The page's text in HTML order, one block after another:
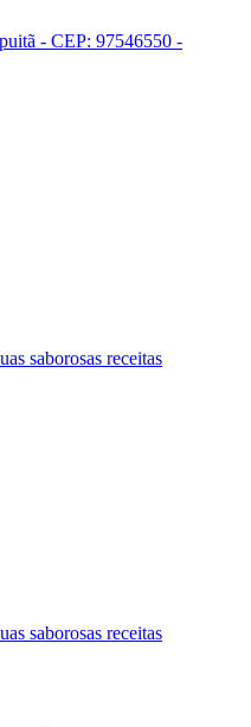
- CEP: 97546550 -
saborosas receitas
saborosas receitas